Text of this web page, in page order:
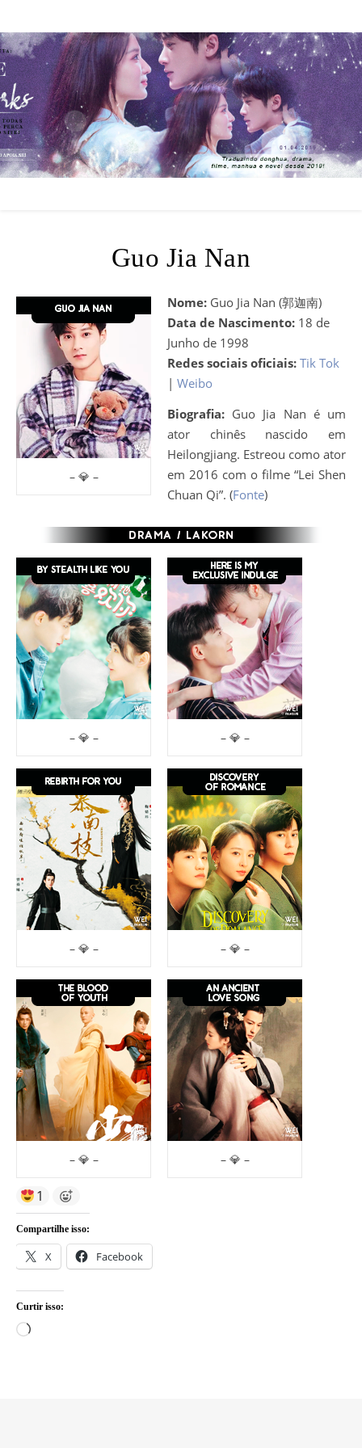
Guo Jia Nan
– 💎 –
Nome: Guo Jia Nan (郭迦南)
Data de Nascimento: 18 de
Junho de 1998
Redes sociais oficiais: Tik Tok
| Weibo
Biografia: Guo Jia Nan é um
ator chinês nascido em
Heilongjiang. Estreou como ator
em 2016 com o filme “Lei Shen
Chuan Qi”. (Fonte)
– 💎 – – 💎 –
– 💎 – – 💎 –
– 💎 – – 💎 –
1
Compartilhe isso:
X Facebook
Curtir isso:
Carregando...